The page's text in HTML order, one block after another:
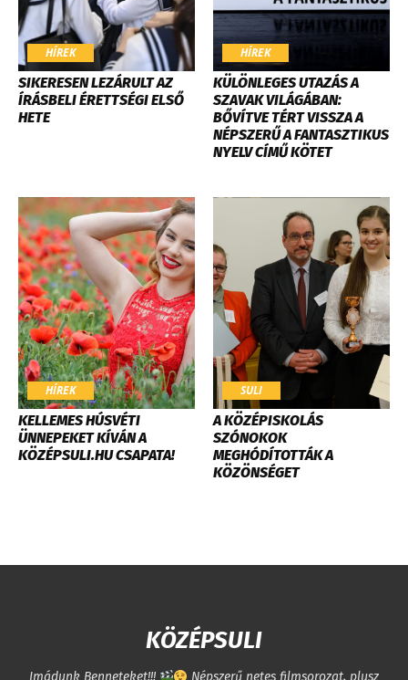
HÍREK
SIKERESEN LEZÁRULT AZ
ÍRÁSBELI ÉRETTSÉGI ELSŐ
HETE
HÍREK
KÜLÖNLEGES UTAZÁS A
SZAVAK VILÁGÁBAN:
BŐVÍTVE TÉRT VISSZA A
NÉPSZERŰ A FANTASZTIKUS
NYELV CÍMŰ KÖTET
HÍREK
KELLEMES HÚSVÉTI
ÜNNEPEKET KÍVÁN A
KÖZÉPSULI.HU CSAPATA!
SULI
​A KÖZÉPISKOLÁS
SZÓNOKOK
MEGHÓDÍTOTTÁK A
KÖZÖNSÉGET
KÖZÉPSULI